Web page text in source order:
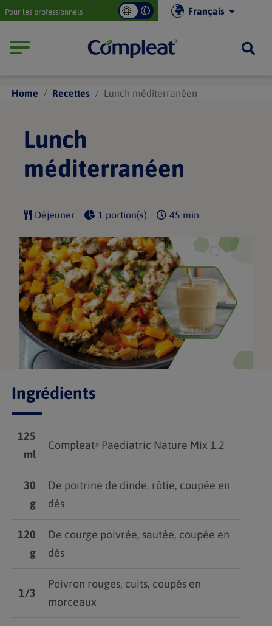
Main
Pour les professionnels Français
Compleat
Home Recettes Lunch méditerranéen
Lunch
méditerranéen
Déjeuner 1 portion(s) 45 min
Ingrédients
125
ml
Compleat® Paediatric Nature Mix 1.2
30
g
De poitrine de dinde, rôtie, coupée en
dés
120
g
De courge poivrée, sautée, coupée en
dés
1/3
Poivron rouges, cuits, coupés en
morceaux